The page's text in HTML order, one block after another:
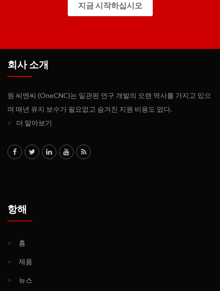
지금 시작하십시오
회사 소개
원 씨엔씨 (OneCNC)는 일관된 연구 개발의 오랜 역사를 가지고 있으
며 매년 유지 보수가 필요없고 숨겨진 지원 비용도 없다.
>
더 알아보기
항해
> 홈
> 제품
> 뉴스